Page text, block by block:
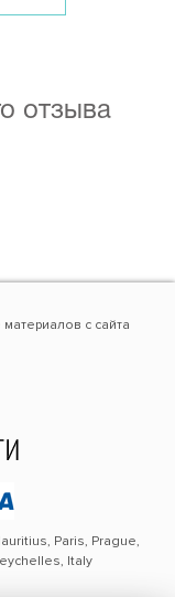
отзыва
с сайта
Paris, Prague,
Italy